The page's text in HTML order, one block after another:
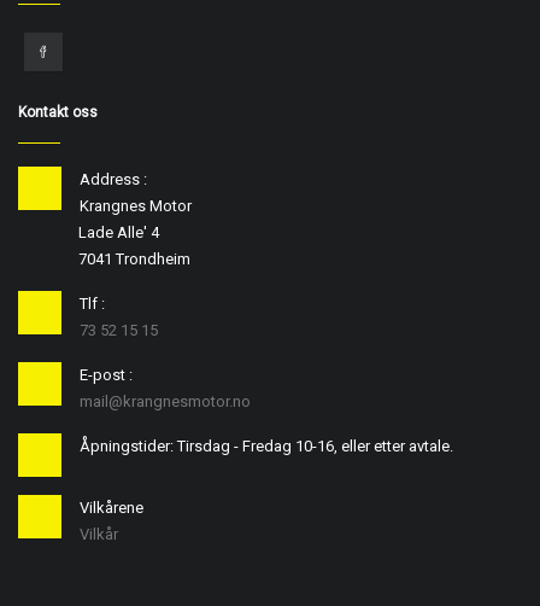
Kontakt oss
Address :
Krangnes Motor
Lade Alle' 4
7041 Trondheim
Tlf :
73 52 15 15
E-post :
mail@krangnesmotor.no
Åpningstider: Tirsdag - Fredag 10-16, eller etter avtale.
Vilkårene
Vilkår